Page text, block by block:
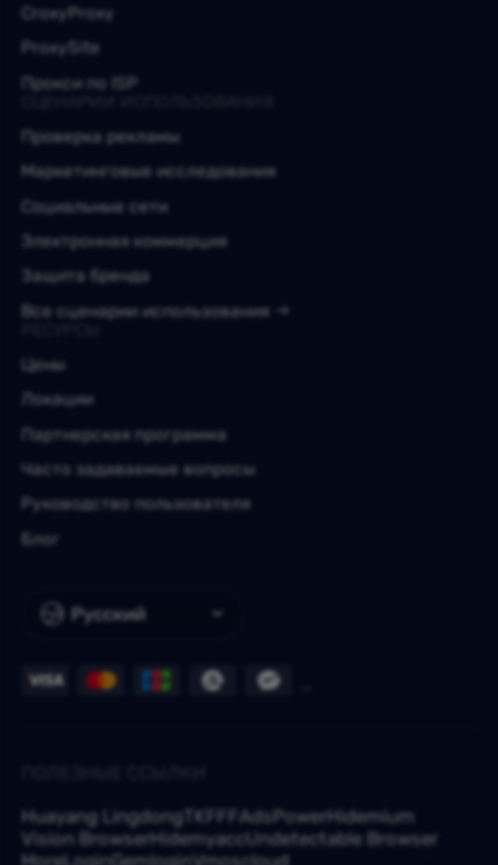
Русский
CroxyProxy
ProxySite
Прокси по ISP
Проверка рекламы
Маркетинговые исследования
Социальные сети
Электронная коммерция
Защита бренда
Все сценарии использования
Цены
Локации
Партнерская программа
Часто задаваемые вопросы
Руководство пользователя
Блог
Huayang Lingdong TKFFF AdsPowerHidemium
Vision BrowserHidemyaccUndetectable Browser
MoreLoginGemloginVmoscloud